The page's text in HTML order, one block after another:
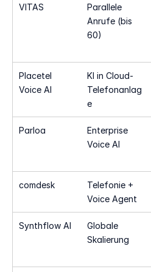
VITAS
Parallele
Anrufe (bis
60)
Placetel
Voice AI
KI in Cloud-
Telefonanlag
e
Parloa
Enterprise
Voice AI
comdesk
Telefonie +
Voice Agent
Synthflow AI
Globale
Skalierung